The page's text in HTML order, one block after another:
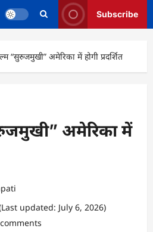
Subscribe
“सुरुजमुखी” अमेरिका में होगी प्रदर्शित
अमेरिका में
updated: July 6, 2026)